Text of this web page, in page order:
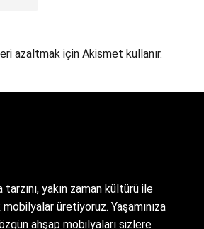
azaltmak için Akismet kullanır.
tarzını, yakın zaman kültürü ile
üretiyoruz. Yaşamınıza
ahşap mobilyaları sizlere